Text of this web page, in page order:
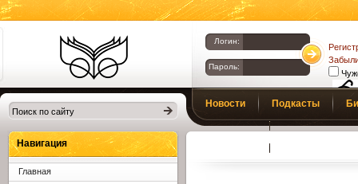
Библиотеки
Клина. Клинская
ЦБС.
Логин:
Пароль:
Новости Подкасты
Навигация
Главная